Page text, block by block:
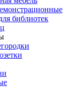
библиотек